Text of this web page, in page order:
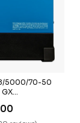
5000/70-50
GX